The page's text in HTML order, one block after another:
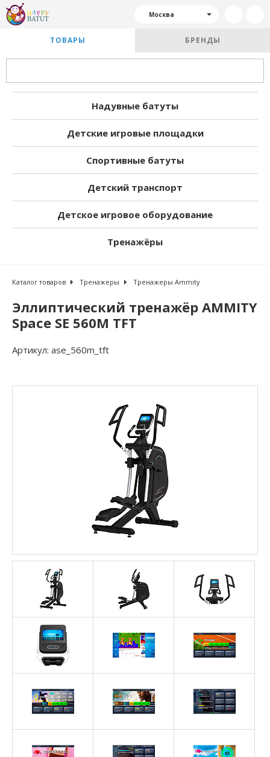
Москва
ТОВАРЫ БРЕНДЫ
Надувные батуты
Детские игровые площадки
Спортивные батуты
Детский транспорт
Детское игровое оборудование
Тренажёры
Каталог товаров Тренажеры Тренажеры Ammity
Эллиптический тренажёр AMMITY
Space SE 560M TFT
Артикул: ase_560m_tft